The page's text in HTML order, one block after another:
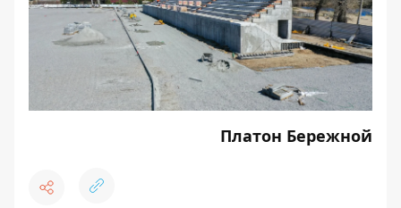
Платон Бережной